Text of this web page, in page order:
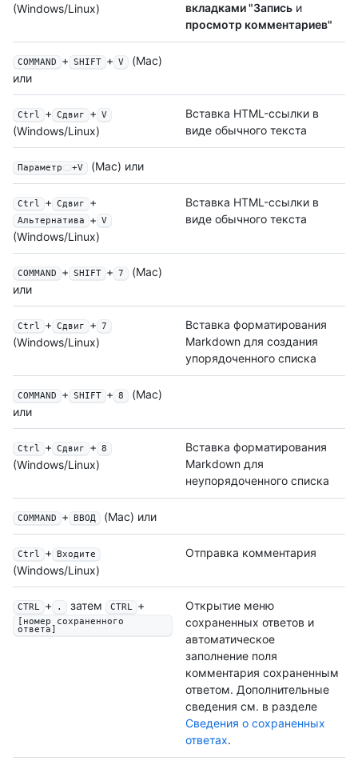
(Windows/Linux)
вкладками "Запись и
просмотр комментариев"
COMMAND + SHIFT + V
(Mac)
или
Ctrl + Сдвиг + V
(Windows/Linux)
Вставка HTML-ссылки в
виде обычного текста
Параметр +V (Mac) или
Ctrl + Сдвиг +
Альтернатива + V
(Windows/Linux)
Вставка HTML-ссылки в
виде обычного текста
COMMAND + SHIFT + 7
(Mac)
или
Ctrl + Сдвиг + 7
(Windows/Linux)
Вставка форматирования
Markdown для создания
упорядоченного списка
COMMAND + SHIFT + 8
(Mac)
или
Ctrl + Сдвиг + 8
(Windows/Linux)
Вставка форматирования
Markdown для
неупорядоченного списка
COMMAND + ВВОД (Mac) или
Ctrl + Входите
(Windows/Linux)
Отправка комментария
CTRL + . затем CTRL +
[номер сохраненного
ответа]
Открытие меню
сохраненных ответов и
автоматическое
заполнение поля
комментария сохраненным
ответом. Дополнительные
сведения см. в разделе
Сведения о сохраненных
ответах.